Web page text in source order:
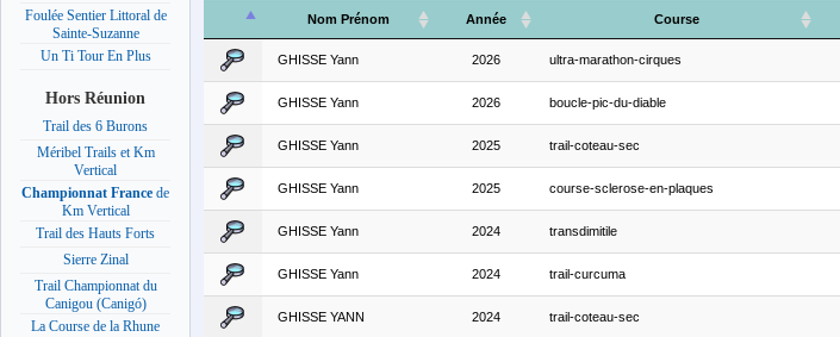
Foulée Sentier Littoral de
Sainte-Suzanne
Un Ti Tour En Plus
Hors Réunion
Trail des 6 Burons
Méribel Trails et Km
Vertical
Championnat France de
Km Vertical
Trail des Hauts Forts
Sierre Zinal
Trail Championnat du
Canigou (Canigó)
La Course de la Rhune
Nom Prénom Année Course
GHISSE Yann 2026 ultra-marathon-cirques
GHISSE Yann 2026 boucle-pic-du-diable
GHISSE Yann 2025 trail-coteau-sec
GHISSE Yann 2025 course-sclerose-en-plaques
GHISSE Yann 2024 transdimitile
GHISSE Yann 2024 trail-curcuma
GHISSE YANN 2024 trail-coteau-sec